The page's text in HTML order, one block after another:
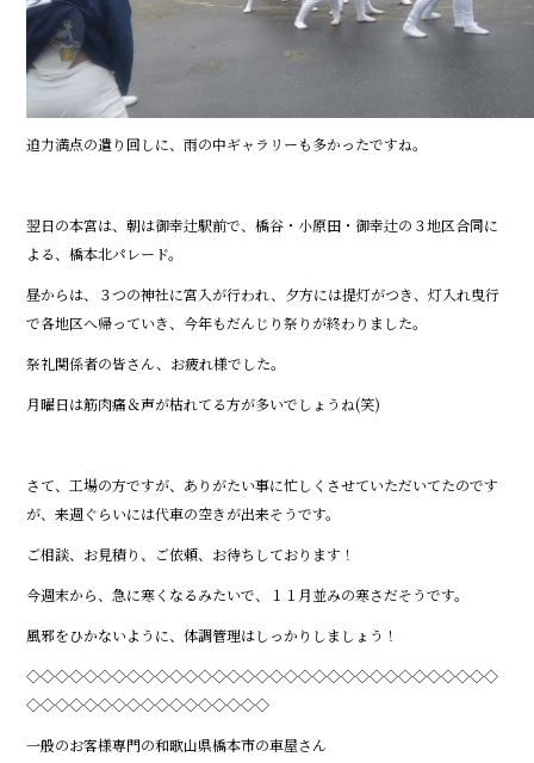
迫力満点の遣り回しに、雨の中ギャラリーも多かったですね。
翌日の本宮は、朝は御幸辻駅前で、橋谷・小原田・御幸辻の３地区合同に
よる、橋本北パレード。
昼からは、３つの神社に宮入が行われ、夕方には提灯がつき、灯入れ曳行
で各地区へ帰っていき、今年もだんじり祭りが終わりました。
祭礼関係者の皆さん、お疲れ様でした。
月曜日は筋肉痛＆声が枯れてる方が多いでしょうね(笑)
さて、工場の方ですが、ありがたい事に忙しくさせていただいてたのです
が、来週ぐらいには代車の空きが出来そうです。
ご相談、お見積り、ご依頼、お待ちしております！
今週末から、急に寒くなるみたいで、１１月並みの寒さだそうです。
風邪をひかないように、体調管理はしっかりしましょう！
◇◇◇◇◇◇◇◇◇◇◇◇◇◇◇◇◇◇◇◇◇◇◇◇◇◇◇◇◇◇◇◇◇
◇◇◇◇◇◇◇◇◇◇◇◇◇◇◇◇◇
一般のお客様専門の和歌山県橋本市の車屋さん